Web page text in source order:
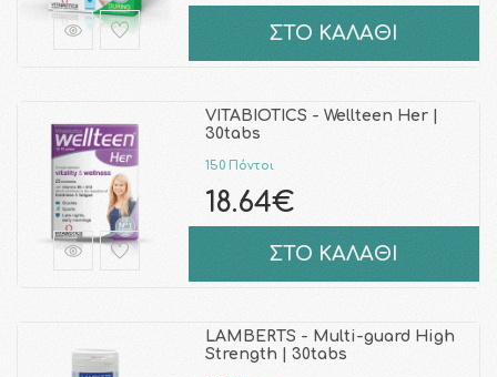
ΣΤΟ ΚΑΛΑΘΙ
VITABIOTICS - Wellteen Her |
30tabs
150 Πόντοι
18.64€
ΣΤΟ ΚΑΛΑΘΙ
LAMBERTS - Multi-guard High
Strength | 30tabs